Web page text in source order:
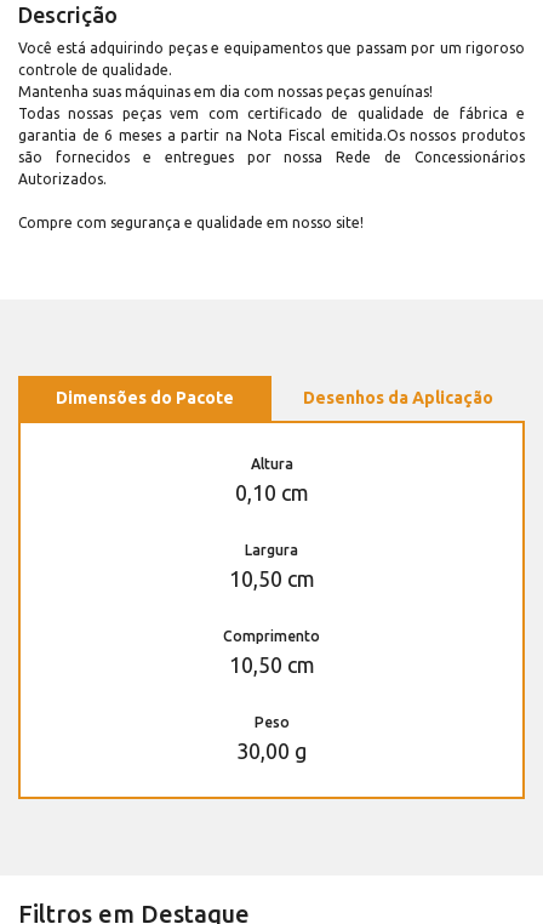
Descrição
Você está adquirindo peças e equipamentos que passam por um rigoroso
controle de qualidade.
Mantenha suas máquinas em dia com nossas peças genuínas!
Todas nossas peças vem com certificado de qualidade de fábrica e
garantia de 6 meses a partir na Nota Fiscal emitida.Os nossos produtos
são fornecidos e entregues por nossa Rede de Concessionários
Autorizados.
Compre com segurança e qualidade em nosso site!
Dimensões do Pacote Desenhos da Aplicação
Altura
0,10 cm
Largura
10,50 cm
Comprimento
10,50 cm
Peso
30,00 g
Filtros em Destaque